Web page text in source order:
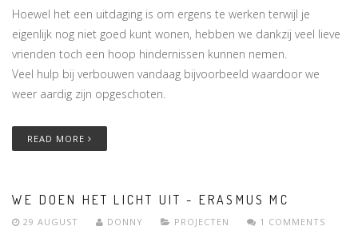
Hoewel het een uitdaging is om ergens te werken terwijl je
eigenlijk nog niet goed kunt wonen, hebben we dankzij veel lieve
vrienden toch een hoop hindernissen kunnen nemen.
Veel hulp bij verbouwen vandaag bijvoorbeeld waardoor we
weer aardig zijn opgeschoten.
READ MORE
WE DOEN HET LICHT UIT - ERASMUS MC
29 AUGUST DONNY PROJECTEN 1 COMMENTS